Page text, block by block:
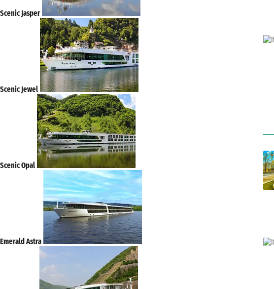
Scenic Jasper
Scenic Jewel
Scenic Opal
Emerald Astra